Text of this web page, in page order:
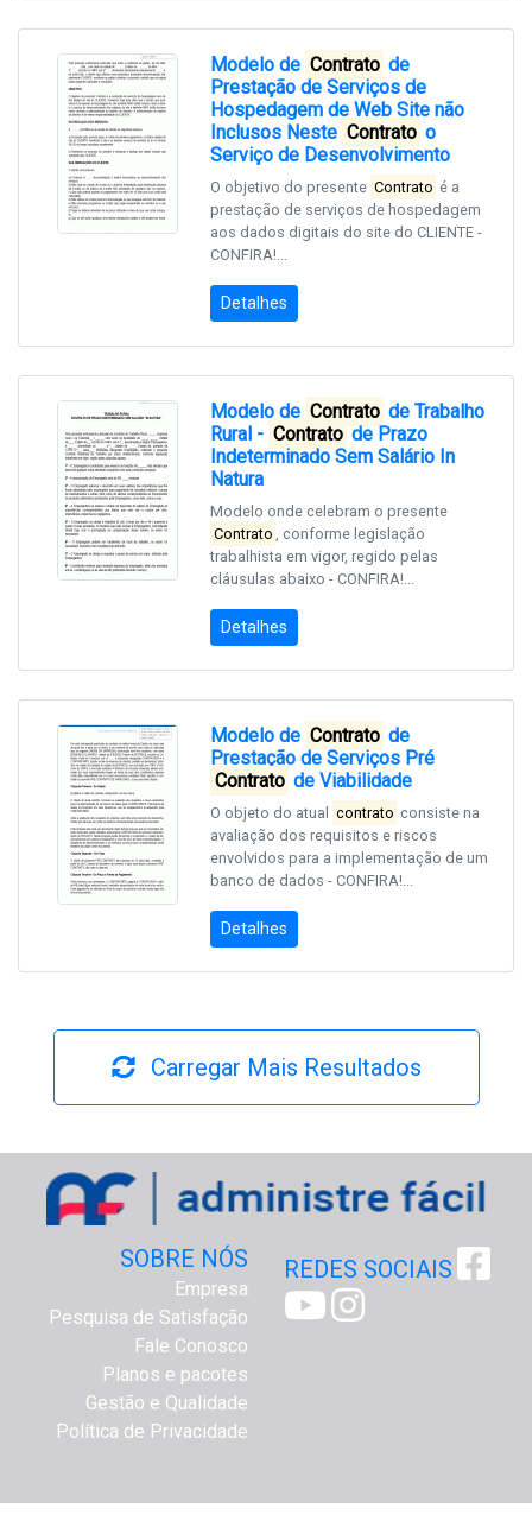
Modelo de Contrato de
Prestação de Serviços de
Hospedagem de Web Site não
Inclusos Neste Contrato o
Serviço de Desenvolvimento
O objetivo do presente Contrato é a
prestação de serviços de hospedagem
aos dados digitais do site do CLIENTE -
CONFIRA!...
Detalhes
Modelo de Contrato de Trabalho
Rural - Contratode Prazo
Indeterminado Sem Salário In
Natura
Modelo onde celebram o presente
Contrato , conforme legislação
trabalhista em vigor, regido pelas
cláusulas abaixo - CONFIRA!...
Detalhes
Modelo de Contrato de
Prestação de Serviços Pré
Contrato de Viabilidade
O objeto do atual contrato consiste na
avaliação dos requisitos e riscos
envolvidos para a implementação de um
banco de dados - CONFIRA!...
Detalhes
Carregar Mais Resultados
SOBRE NÓS
Empresa
Pesquisa de Satisfação
Fale Conosco
Planos e pacotes
Gestão e Qualidade
Política de Privacidade
REDES SOCIAIS